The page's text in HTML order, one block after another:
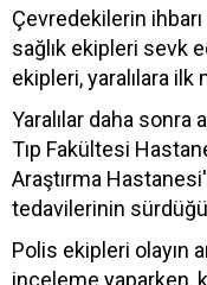
Çevredekilerin
sağlık ekipleri sevk
ekipleri, yaralılara ilk
Yaralılar daha
Tıp Fakültesi
Araştırma
tedavilerinin
Polis ekipleri olayın